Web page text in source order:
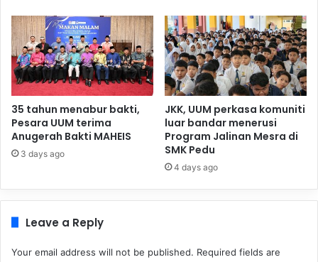
35 tahun menabur bakti,
Pesara UUM terima
Anugerah Bakti MAHEIS
3 days ago
JKK, UUM perkasa komuniti
luar bandar menerusi
Program Jalinan Mesra di
SMK Pedu
4 days ago
Leave a Reply
Your email address will not be published. Required fields are